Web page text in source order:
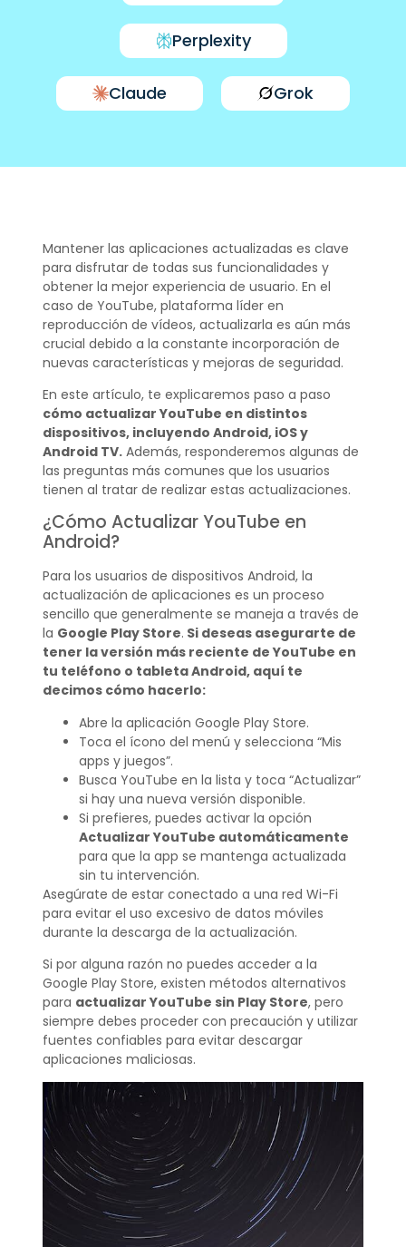
Perplexity
Claude Grok
Mantener las aplicaciones actualizadas es clave
para disfrutar de todas sus funcionalidades y
obtener la mejor experiencia de usuario. En el
caso de YouTube, plataforma líder en
reproducción de vídeos, actualizarla es aún más
crucial debido a la constante incorporación de
nuevas características y mejoras de seguridad.
En este artículo, te explicaremos paso a paso
cómo actualizar YouTube en distintos
dispositivos, incluyendo Android, iOS y
Android TV.Además, responderemos algunas de
las preguntas más comunes que los usuarios
tienen al tratar de realizar estas actualizaciones.
¿Cómo Actualizar YouTube en
Android?
Para los usuarios de dispositivos Android, la
actualización de aplicaciones es un proceso
sencillo que generalmente se maneja a través de
la Google Play Store. Si deseas asegurarte de
tener la versión más reciente de YouTube en
tu teléfono o tableta Android, aquí te
decimos cómo hacerlo:
Abre la aplicación Google Play Store.
Toca el ícono del menú y selecciona “Mis
apps y juegos”.
Busca YouTube en la lista y toca “Actualizar”
si hay una nueva versión disponible.
Si prefieres, puedes activar la opción
Actualizar YouTube automáticamente
para que la app se mantenga actualizada
sin tu intervención.
Asegúrate de estar conectado a una red Wi-Fi
para evitar el uso excesivo de datos móviles
durante la descarga de la actualización.
Si por alguna razón no puedes acceder a la
Google Play Store, existen métodos alternativos
para actualizar YouTube sin Play Store, pero
siempre debes proceder con precaución y utilizar
fuentes confiables para evitar descargar
aplicaciones maliciosas.